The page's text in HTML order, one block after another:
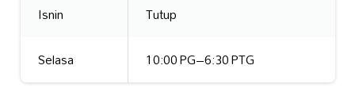
Isnin
Tutup
Selasa
10:00 PG–6:30 PTG